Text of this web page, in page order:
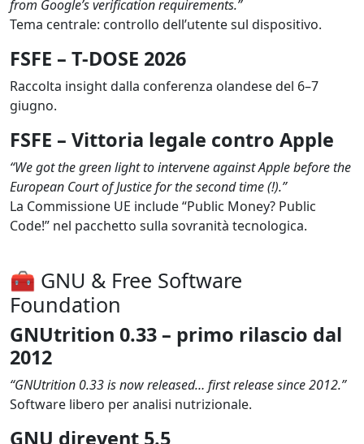
from Google’s verification requirements.”
Tema centrale: controllo dell’utente sul dispositivo.
FSFE – T-DOSE 2026
Raccolta insight dalla conferenza olandese del 6–7
giugno.
FSFE – Vittoria legale contro Apple
“We got the green light to intervene against Apple before the
European Court of Justice for the second time (!).”
La Commissione UE include “Public Money? Public
Code!” nel pacchetto sulla sovranità tecnologica.
🧰 GNU & Free Software
Foundation
GNUtrition 0.33 – primo rilascio dal
2012
“GNUtrition 0.33 is now released… first release since 2012.”
Software libero per analisi nutrizionale.
GNU direvent 5.5